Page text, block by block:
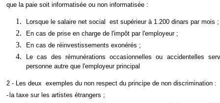
que la paie soit informatisée ou non informatisée :
Lorsque le salaire net social est supérieur à 1.200 dinars par mois ;
En cas de prise en charge de l'impôt par l'employeur ;
En cas de réinvestissements exonérés ;
Le cas des rémunérations occasionnelles ou accidentelles
personne autre que l'employeur principal
2 - Les deux exemples du non respect du principe de non discrimination :
-la taxe sur les artistes étrangers ;